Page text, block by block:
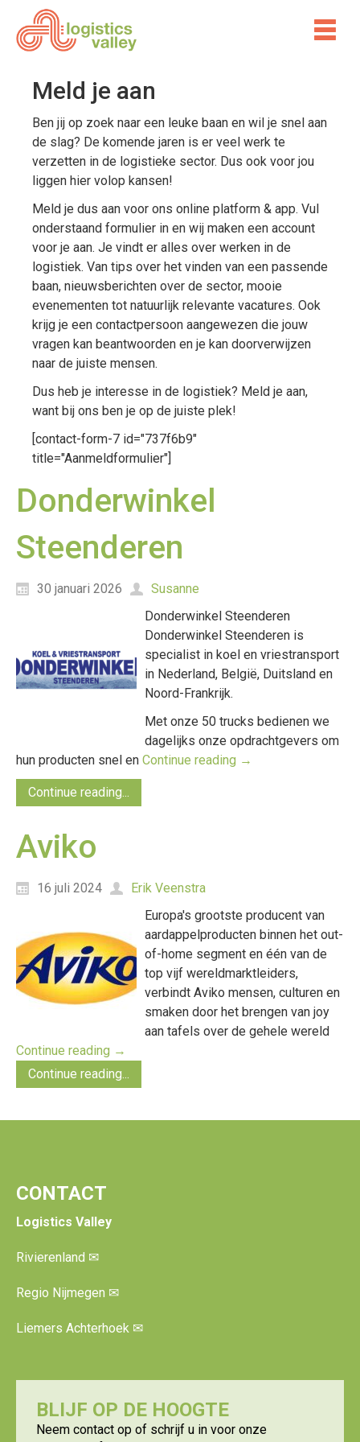
Meld je aan
Ben jij op zoek naar een leuke baan en wil je snel aan
de slag? De komende jaren is er veel werk te
verzetten in de logistieke sector. Dus ook voor jou
liggen hier volop kansen!
Meld je dus aan voor ons online platform & app. Vul
onderstaand formulier in en wij maken een account
voor je aan. Je vindt er alles over werken in de
logistiek. Van tips over het vinden van een passende
baan, nieuwsberichten over de sector, mooie
evenementen tot natuurlijk relevante vacatures. Ook
krijg je een contactpersoon aangewezen die jouw
vragen kan beantwoorden en je kan doorverwijzen
naar de juiste mensen.
Dus heb je interesse in de logistiek? Meld je aan,
want bij ons ben je op de juiste plek!
[contact-form-7 id="737f6b9"
title="Aanmeldformulier"]
Donderwinkel
Steenderen
30 januari 2026
Susanne
Donderwinkel Steenderen
Donderwinkel Steenderen is
specialist in koel en vriestransport
in Nederland, België, Duitsland en
Noord-Frankrijk.
Met onze 50 trucks bedienen we
dagelijks onze opdrachtgevers om
hun producten snel en Continue reading →
Continue reading...
Aviko
16 juli 2024
Erik Veenstra
Europa's grootste producent van
aardappelproducten binnen het out-
of-home segment en één van de
top vijf wereldmarktleiders,
verbindt Aviko mensen, culturen en
smaken door het brengen van joy
aan tafels over de gehele wereld
Continue reading →
Continue reading...
CONTACT
Logistics Valley
Rivierenland ✉
Regio Nijmegen ✉
Liemers Achterhoek ✉
BLIJF OP DE HOOGTE
Neem contact op of schrijf u in voor onze